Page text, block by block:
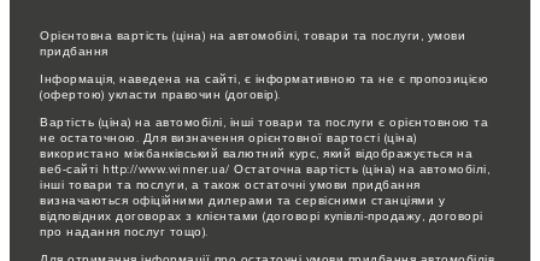
Орієнтовна вартість (ціна) на автомобілі, товари та послуги, умови
придбання
Інформація, наведена на сайті, є інформативною та не є пропозицією
(офертою) укласти правочин (договір).
Вартість (ціна) на автомобілі, інші товари та послуги є орієнтовною та
не остаточною. Для визначення орієнтовної вартості (ціна)
використано міжбанківський валютний курс, який відображується на
веб-сайті http://www.winner.ua/ Остаточна вартість (ціна) на автомобілі,
інші товари та послуги, а також остаточні умови придбання
визначаються офіційними дилерами та сервісними станціями у
відповідних договорах з клієнтами (договорі купівлі-продажу, договорі
про надання послуг тощо).